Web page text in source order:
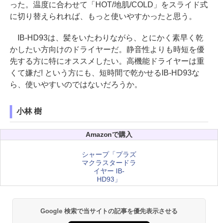
った。温度に合わせて「HOT/地肌/COLD」をスライド式
に切り替えられれば、もっと使いやすかったと思う。
IB-HD93は、髪をいたわりながら、とにかく素早く乾
かしたい方向けのドライヤーだ。静音性よりも時短を優
先する方に特にオススメしたい。高機能ドライヤーは重
くて嫌だ! という方にも、短時間で乾かせるIB-HD93な
ら、使いやすいのではないだろうか。
小林 樹
Amazonで購入
シャープ「プラズ
マクラスタードラ
イヤー IB-
HD93」
Google 検索で当サイトの記事を優先表示させる